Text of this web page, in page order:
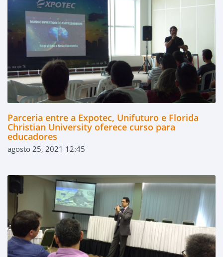
Parceria entre a Expotec, Unifuturo e Florida
Christian University oferece curso para
educadores
agosto 25, 2021 12:45